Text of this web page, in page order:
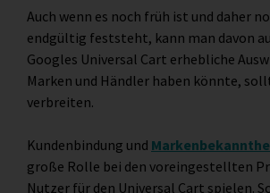
Auch wenn es noch früh ist und daher
endgültig feststeht, kann man davon
Googles Universal Cart erhebliche
Marken und Händler haben könnte,
verbreiten.
Kundenbindung und
große Rolle bei den voreingestellten
Nutzer für den Universal Cart spielen.